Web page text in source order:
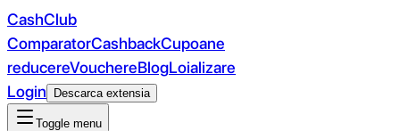
CashClub
ComparatorCashbackCupoane
reducereVouchereBlogLoializare
Login
Descarca extensia
Toggle menu